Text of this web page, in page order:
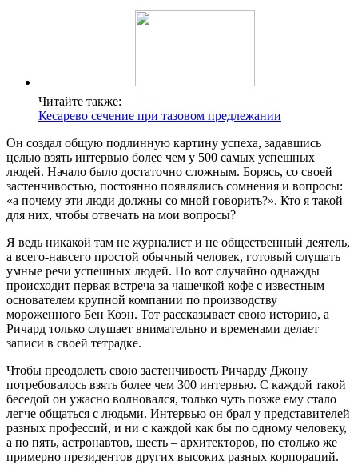
Читайте также:
Кесарево сечение при тазовом предлежании
Он создал общую подлинную картину успеха, задавшись
целью взять интервью более чем у 500 самых успешных
людей. Начало было достаточно сложным. Борясь, со своей
застенчивостью, постоянно появлялись сомнения и вопросы:
«а почему эти люди должны со мной говорить?». Кто я такой
для них, чтобы отвечать на мои вопросы?
Я ведь никакой там не журналист и не общественный деятель,
а всего-навсего простой обычный человек, готовый слушать
умные речи успешных людей. Но вот случайно однажды
происходит первая встреча за чашечкой кофе с известным
основателем крупной компании по производству
мороженного Бен Коэн. Тот рассказывает свою историю, а
Ричард только слушает внимательно и временами делает
записи в своей тетрадке.
Чтобы преодолеть свою застенчивость Ричарду Джону
потребовалось взять более чем 300 интервью. С каждой такой
беседой он ужасно волновался, только чуть позже ему стало
легче общаться с людьми. Интервью он брал у представителей
разных профессий, и ни с каждой как бы по одному человеку,
а по пять, астронавтов, шесть – архитекторов, по столько же
примерно президентов других высоких разных корпораций.